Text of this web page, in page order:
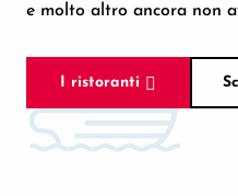
e molto altro ancora non
I ristoranti